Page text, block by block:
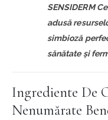
SENSIDERM
adusă
simbioză
sănătate și
Ingrediente De
Nenumărate